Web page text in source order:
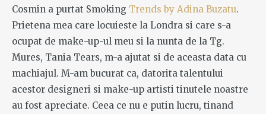
Cosmin a purtat Smoking Trends by Adina Buzatu.
Prietena mea care locuieste la Londra si care s-a
ocupat de make-up-ul meu si la nunta de la Tg.
Mures, Tania Tears, m-a ajutat si de aceasta data cu
machiajul. M-am bucurat ca, datorita talentului
acestor designeri si make-up artisti tinutele noastre
au fost apreciate. Ceea ce nu e putin lucru, tinand